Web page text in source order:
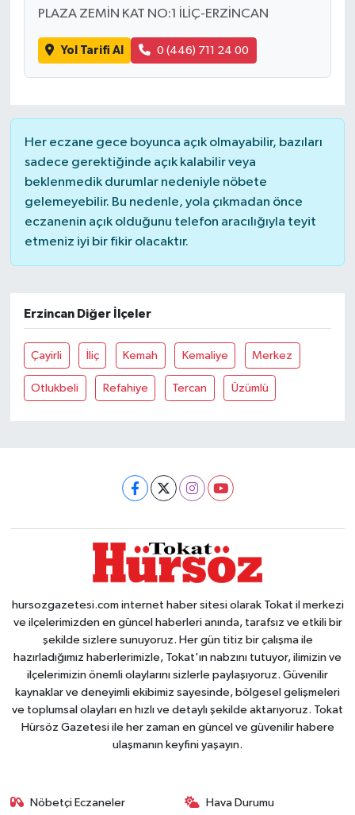
PLAZA ZEMİN KAT NO:1 İLİÇ-ERZİNCAN
Yol Tarifi Al 0 (446) 711 24 00
Her eczane gece boyunca açık olmayabilir, bazıları
sadece gerektiğinde açık kalabilir veya
beklenmedik durumlar nedeniyle nöbete
gelemeyebilir. Bu nedenle, yola çıkmadan önce
eczanenin açık olduğunu telefon aracılığıyla teyit
etmeniz iyi bir fikir olacaktır.
Erzincan Diğer İlçeler
Çayirli İliç Kemah Kemaliye Merkez
Otlukbeli Refahiye Tercan Üzümlü
hursozgazetesi.com internet haber sitesi olarak Tokat il merkezi
ve ilçelerimizden en güncel haberleri anında, tarafsız ve etkili bir
şekilde sizlere sunuyoruz. Her gün titiz bir çalışma ile
hazırladığımız haberlerimizle, Tokat'ın nabzını tutuyor, ilimizin ve
ilçelerimizin önemli olaylarını sizlerle paylaşıyoruz. Güvenilir
kaynaklar ve deneyimli ekibimiz sayesinde, bölgesel gelişmeleri
ve toplumsal olayları en hızlı ve detaylı şekilde aktarıyoruz. Tokat
Hürsöz Gazetesi ile her zaman en güncel ve güvenilir habere
ulaşmanın keyfini yaşayın.
Nöbetçi Eczaneler Hava Durumu